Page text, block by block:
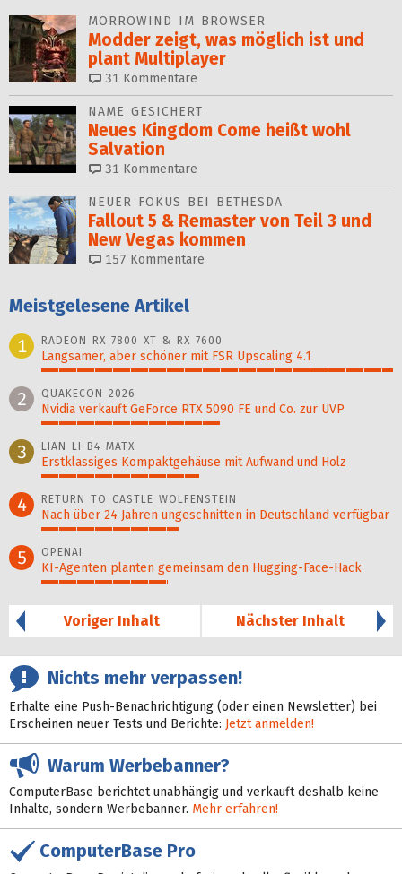
MORROWIND IM BROWSER
Modder zeigt, was möglich ist und
plant Multiplayer
31 Kommentare
NAME GESICHERT
Neues Kingdom Come heißt wohl
Salvation
31 Kommentare
NEUER FOKUS BEI BETHESDA
Fallout 5 & Remaster von Teil 3 und
New Vegas kommen
157 Kommentare
Meistgelesene Artikel
1
RADEON RX 7800 XT & RX 7600
Langsamer, aber schöner mit FSR Upscaling 4.1
100%
2 QUAKECON 2026
Nvidia verkauft GeForce RTX 5090 FE und Co. zur UVP
51%
3 LIAN LI B4-MATX
Erstklassiges Kompaktgehäuse mit Aufwand und Holz
45%
4 RETURN TO CASTLE WOLFENSTEIN
Nach über 24 Jahren ungeschnitten in Deutschland verfügbar
39%
5 OPENAI
KI-Agenten planten gemein­sam den Hugging-Face-Hack
36%
Voriger Inhalt
Nächster Inhalt
Nichts mehr verpassen!
Erhalte eine Push-Benachrichtigung (oder einen Newsletter) bei
Erscheinen neuer Tests und Berichte: Jetzt anmelden!
Warum Werbebanner?
ComputerBase berichtet unabhängig und verkauft deshalb keine
Inhalte, sondern Werbebanner. Mehr erfahren!
ComputerBase Pro